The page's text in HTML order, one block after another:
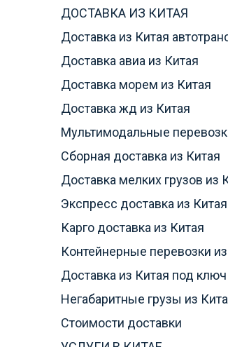
ДОСТАВКА ИЗ КИТАЯ
Доставка из Китая
Доставка авиа из Китая
Доставка морем из Китая
Доставка жд из Китая
Мультимодальные
Сборная доставка из Китая
Доставка мелких грузов из
Экспресс доставка из Китая
Карго доставка из Китая
Контейнерные перевозки
Доставка из Китая под ключ
Негабаритные грузы из
Стоимости доставки